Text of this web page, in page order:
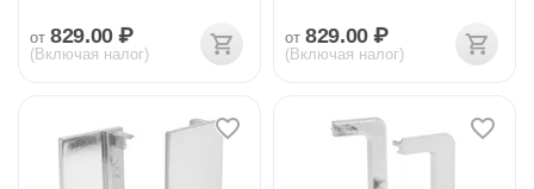
от 829.00 ₽
(Включая налог)
от 829.00 ₽
(Включая налог)